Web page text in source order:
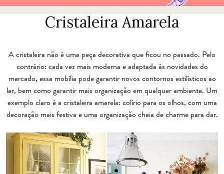
Cristaleira Amarela
A cristaleira não é uma peça decorativa que ficou no passado. Pelo
contrário: cada vez mais moderna e adaptada às novidades do
mercado, essa mobília pode garantir novos contornos estilísticos ao
lar, bem como garantir mais organização em qualquer ambiente. Um
exemplo claro é a cristaleira amarela: colírio para os olhos, com uma
decoração mais festiva e uma organização cheia de charme para dar.